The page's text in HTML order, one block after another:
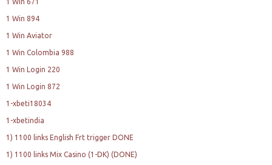
1 Win 894
1 Win Aviator
1 Win Colombia 988
1 Win Login 220
1 Win Login 872
1-xbeti18034
1-xbetindia
1) 1100 links English Frt trigger DONE
1) 1100 links Mix Casino (1-DK) (DONE)